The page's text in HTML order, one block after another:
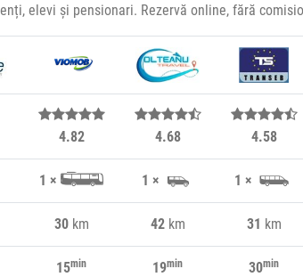
elevi și pensionari. Rezervă online, fără
4.82 4.68 4.58
1 × 1 × 1 ×
30km 42km 31 km
15min 19min 30min